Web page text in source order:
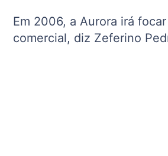
Em 2006, a Aurora irá
comercial, diz Zeferino